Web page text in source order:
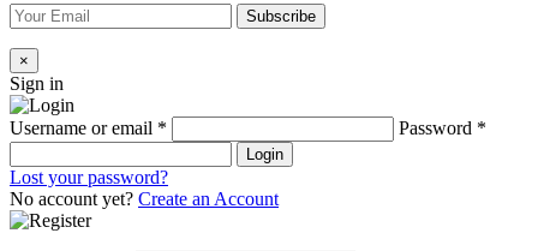
×
Sign in
Username or email * Password *
Login
Lost your password?
No account yet? Create an Account